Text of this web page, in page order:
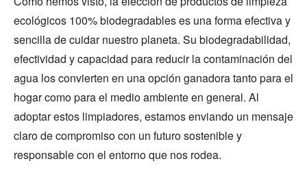
ecológicos 100% biodegradables es una forma efectiva y
sencilla de cuidar nuestro planeta. Su biodegradabilidad,
efectividad y capacidad para reducir la contaminación del
agua los convierten en una opción ganadora tanto para el
hogar como para el medio ambiente en general. Al
adoptar estos limpiadores, estamos enviando un mensaje
claro de compromiso con un futuro sostenible y
responsable con el entorno que nos rodea.